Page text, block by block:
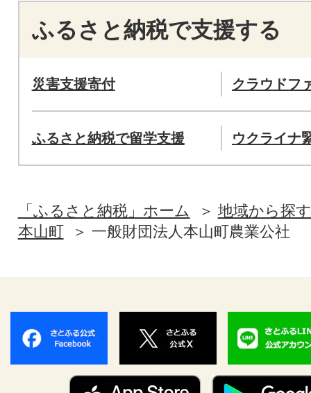
ふるさと納税で支援する
災害支援寄付 クラウドフ
ふるさと納税で留学支援 ウクライナ
「ふるさと納税」ホーム
地域から探す
本山町
一般財団法人本山町農業公社